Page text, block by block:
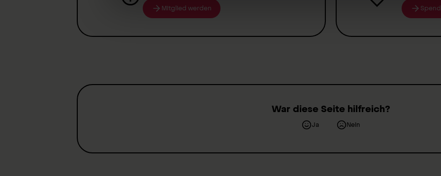
Mitglied werden
War diese Seite hilfreich?
Ja Nein